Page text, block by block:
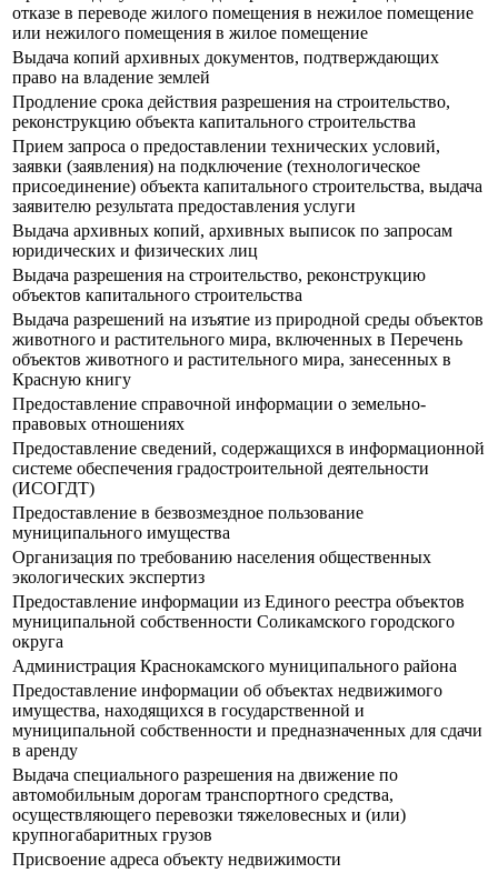
отказе в переводе жилого помещения в нежилое помещение
или нежилого помещения в жилое помещение
Выдача копий архивных документов, подтверждающих
право на владение землей
Продление срока действия разрешения на строительство,
реконструкцию объекта капитального строительства
Прием запроса о предоставлении технических условий,
заявки (заявления) на подключение (технологическое
присоединение) объекта капитального строительства, выдача
заявителю результата предоставления услуги
Выдача архивных копий, архивных выписок по запросам
юридических и физических лиц
Выдача разрешения на строительство, реконструкцию
объектов капитального строительства
Выдача разрешений на изъятие из природной среды объектов
животного и растительного мира, включенных в Перечень
объектов животного и растительного мира, занесенных в
Красную книгу
Предоставление справочной информации о земельно-
правовых отношениях
Предоставление сведений, содержащихся в информационной
системе обеспечения градостроительной деятельности
(ИСОГДТ)
Предоставление в безвозмездное пользование
муниципального имущества
Организация по требованию населения общественных
экологических экспертиз
Предоставление информации из Единого реестра объектов
муниципальной собственности Соликамского городского
округа
Администрация Краснокамского муниципального района
Предоставление информации об объектах недвижимого
имущества, находящихся в государственной и
муниципальной собственности и предназначенных для сдачи
в аренду
Выдача специального разрешения на движение по
автомобильным дорогам транспортного средства,
осуществляющего перевозки тяжеловесных и (или)
крупногабаритных грузов
Присвоение адреса объекту недвижимости